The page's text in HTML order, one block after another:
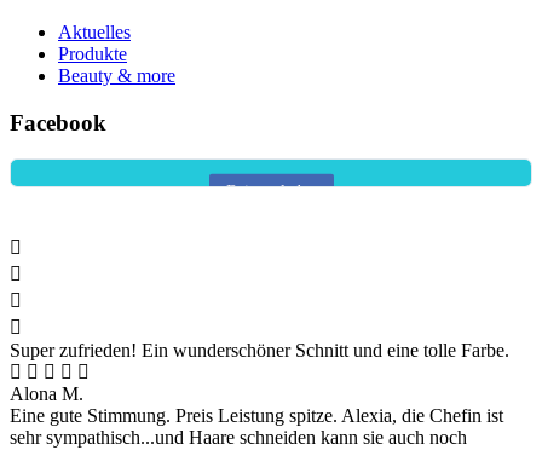
Aktuelles
Produkte
Beauty & more
Facebook
Beitrag laden
Super zufrieden! Ein wunderschöner Schnitt und eine tolle Farbe.
Alona M.
Eine gute Stimmung. Preis Leistung spitze. Alexia, die Chefin ist
sehr sympathisch...und Haare schneiden kann sie auch noch